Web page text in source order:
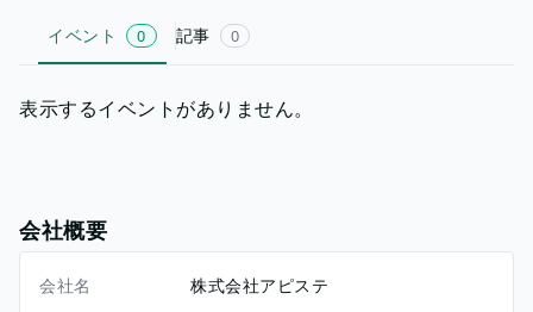
イベント 0 記事 0
表示するイベントがありません。
会社概要
会社名 株式会社アピステ